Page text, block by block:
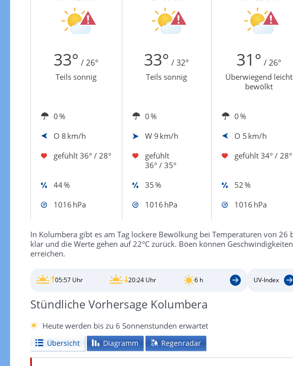
33° / 26° 33° / 32° 31° / 26°
Teils sonnig Teils sonnig
Überwiegend leicht
bewölkt
0 % 0 % 0 %
O 8 km/h W 9 km/h O 5 km/h
gefühlt 36° / 28°
gefühlt
36° / 35°
gefühlt 34° / 28°
44 %
35 % 52 %
1016 hPa
1016 hPa 1016 hPa
In Kolumbera gibt es am Tag lockere Bewölkung bei Temperaturen von 26
klar und die Werte gehen auf 22°C zurück. Böen können
erreichen.
05:57 Uhr 20:24 Uhr 6 h UV-Index
Stündliche Vorhersage Kolumbera
Heute werden bis zu 6 Sonnenstunden erwartet
Übersicht Diagramm Regenradar